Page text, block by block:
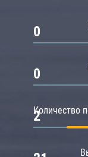
0
0
Количество
2